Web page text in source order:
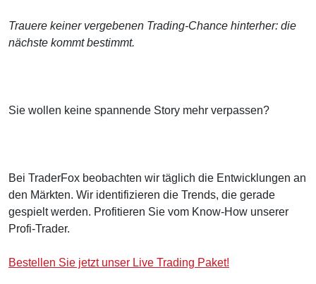
Trauere keiner vergebenen Trading-Chance hinterher: die
nächste kommt bestimmt.
Sie wollen keine spannende Story mehr verpassen?
Bei TraderFox beobachten wir täglich die Entwicklungen an
den Märkten. Wir identifizieren die Trends, die gerade
gespielt werden. Profitieren Sie vom Know-How unserer
Profi-Trader.
Bestellen Sie jetzt unser Live Trading Paket!